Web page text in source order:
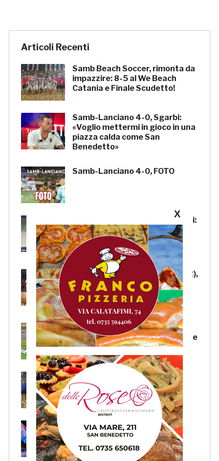
Articoli Recenti
Samb Beach Soccer, rimonta da
impazzire: 8-5 al We Beach
Catania e Finale Scudetto!
Samb-Lanciano 4-0, Sgarbi:
«Voglio mettermi in gioco in una
piazza calda come San
Benedetto»
Samb-Lanciano 4-0, FOTO
Samb-Lanciano 4-0, Pierantoni:
«Samb ben organizzata,
Boscaglia è un maestro di
tattica»
Samb-Lanciano 4-0: Faggioli (2),
Candellori e Perrotta in gol
nell’ultima amichevole.
CRONACA
Samb-Lanciano 4-0: in gol
Faggioli (doppietta), Candellori e
Perrotta. LA CRONACA
La Samb Beach Soccer batte
Milano 9-3 e va in Semifinale
Scudetto!
Samb, Boscaglia: «Senza voi
tifosi non saremmo nulla.
Promettiamo lavoro e maglia
sudata»
X